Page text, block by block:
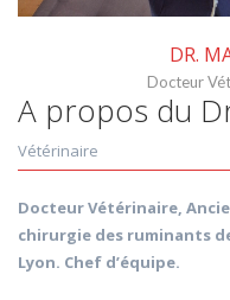
DR.
Docteur
A propos du
Vétérinaire
Docteur Vétérinaire,
chirurgie des ruminants
Lyon. Chef d’équipe.